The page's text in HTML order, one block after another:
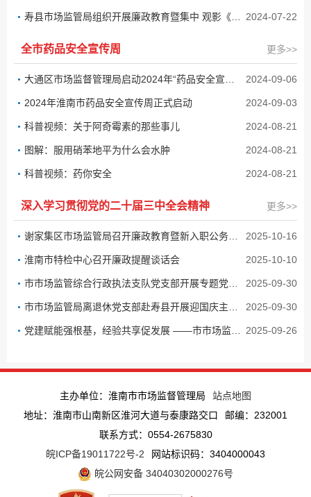
2024-07-22
全市药品安全宣传周 更多>>
2024-09-06
2024年淮南市药品安全宣传周正式启动 2024-09-03
科普视频：关于阿奇霉素的那些事儿 2024-08-21
图解：服用硝苯地平为什么会水肿 2024-08-21
科普视频：药你安全 2024-08-21
深入学习贯彻党的二十届三中全会精神 更多>>
2025-10-16
淮南市特检中心召开廉政提醒谈话会 2025-10-10
2025-09-30
2025-09-30
2025-09-26
主办单位：淮南市市场监督管理局
站点地图
地址：淮南市山南新区淮河大道与泰康路交口
邮编：232001
联系方式：0554-2675830
皖ICP备19011722号-2
网站标识码：3404000043
皖公网安备 34040302000276号